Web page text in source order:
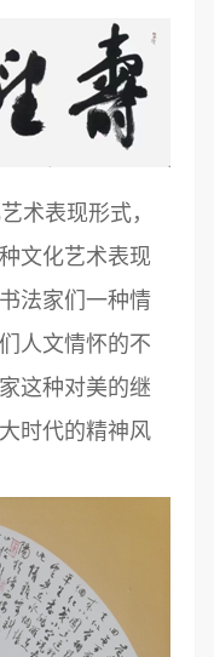
术表现形式，
文化艺术表现
法家们一种情
人文情怀的不
这种对美的继
时代的精神风